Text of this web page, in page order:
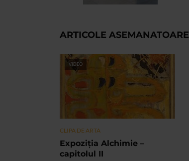
ARTICOLE ASEMANATOARE
VIDEO
CLIPA DE ARTA
Expoziția Alchimie –
capitolul II